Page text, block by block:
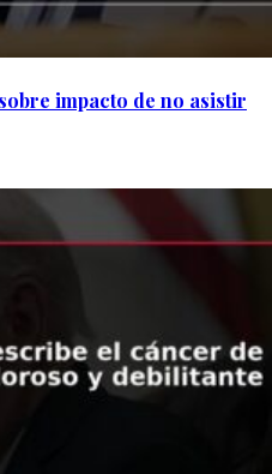
impacto de no asistir